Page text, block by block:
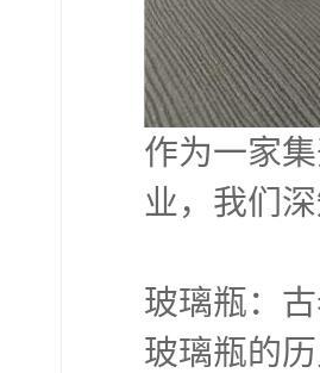
作为一家
业，我们
玻璃瓶：
玻璃瓶的